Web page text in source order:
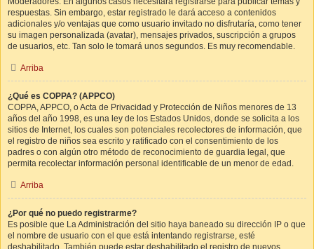
respuestas. Sin embargo, estar registrado le dará acceso a contenidos
adicionales y/o ventajas que como usuario invitado no disfrutaría, como tener
su imagen personalizada (avatar), mensajes privados, suscripción a grupos
de usuarios, etc. Tan solo le tomará unos segundos. Es muy recomendable.
Arriba
¿Qué es COPPA? (APPCO)
COPPA, APPCO, o Acta de Privacidad y Protección de Niños menores de 13
años del año 1998, es una ley de los Estados Unidos, donde se solicita a los
sitios de Internet, los cuales son potenciales recolectores de información, que
el registro de niños sea escrito y ratificado con el consentimiento de los
padres o con algún otro método de reconocimiento de guardia legal, que
permita recolectar información personal identificable de un menor de edad.
Arriba
¿Por qué no puedo registrarme?
Es posible que La Administración del sitio haya baneado su dirección IP o que
el nombre de usuario con el que está intentando registrarse, esté
deshabilitado. También puede estar deshabilitado el registro de nuevos